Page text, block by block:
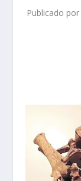
Publicado por